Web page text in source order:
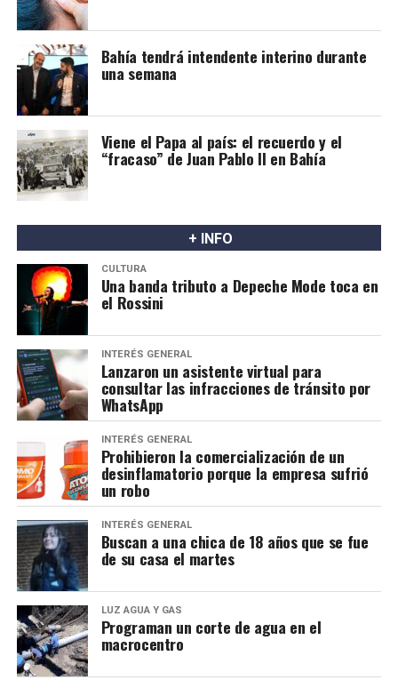
Bahía tendrá intendente interino durante
una semana
Viene el Papa al país: el recuerdo y el
“fracaso” de Juan Pablo II en Bahía
+ INFO
CULTURA
Una banda tributo a Depeche Mode toca en
el Rossini
INTERÉS GENERAL
Lanzaron un asistente virtual para
consultar las infracciones de tránsito por
WhatsApp
INTERÉS GENERAL
Prohibieron la comercialización de un
desinflamatorio porque la empresa sufrió
un robo
INTERÉS GENERAL
Buscan a una chica de 18 años que se fue
de su casa el martes
LUZ AGUA Y GAS
Programan un corte de agua en el
macrocentro